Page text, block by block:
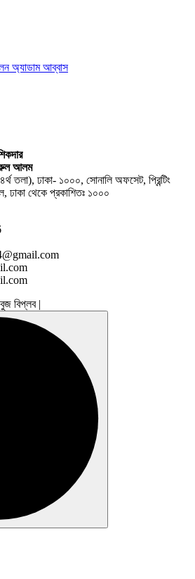
আলম
তলা), ঢাকা- ১০০০, সোনালি অফসেট, প্রিন্টিং
ঢাকা থেকে প্রকাশিতঃ ১০০০
বিপ্লব |